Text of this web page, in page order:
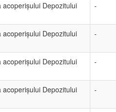
Depozitului
-
Depozitului
-
Depozitului
-
Depozitului
-